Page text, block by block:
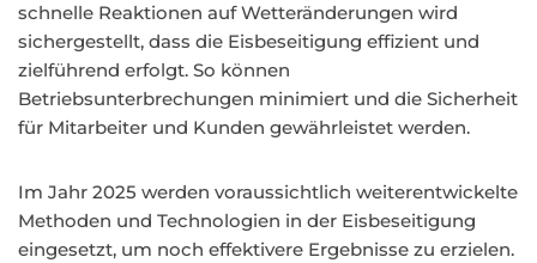
schnelle Reaktionen auf Wetteränderungen wird
sichergestellt, dass die Eisbeseitigung effizient und
zielführend erfolgt. So können
Betriebsunterbrechungen minimiert und die Sicherheit
für Mitarbeiter und Kunden gewährleistet werden.
Im Jahr 2025 werden voraussichtlich weiterentwickelte
Methoden und Technologien in der Eisbeseitigung
eingesetzt, um noch effektivere Ergebnisse zu erzielen.